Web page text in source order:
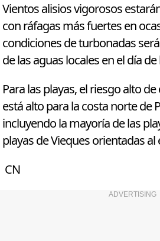
Vientos alisios vigorosos
con ráfagas más fuertes en
condiciones de turbonadas
de las aguas locales en el día de
Para las playas, el riesgo alto
está alto para la costa norte de
incluyendo la mayoría de las
playas de Vieques orientadas al
CN
ADVERTISING